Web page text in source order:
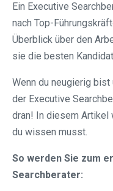
Ein Executive
nach Top-
Überblick über den
sie die besten
Wenn du neugierig
der Executive
dran! In diesem Artikel
du wissen musst.
So werden Sie zum
Searchberater: